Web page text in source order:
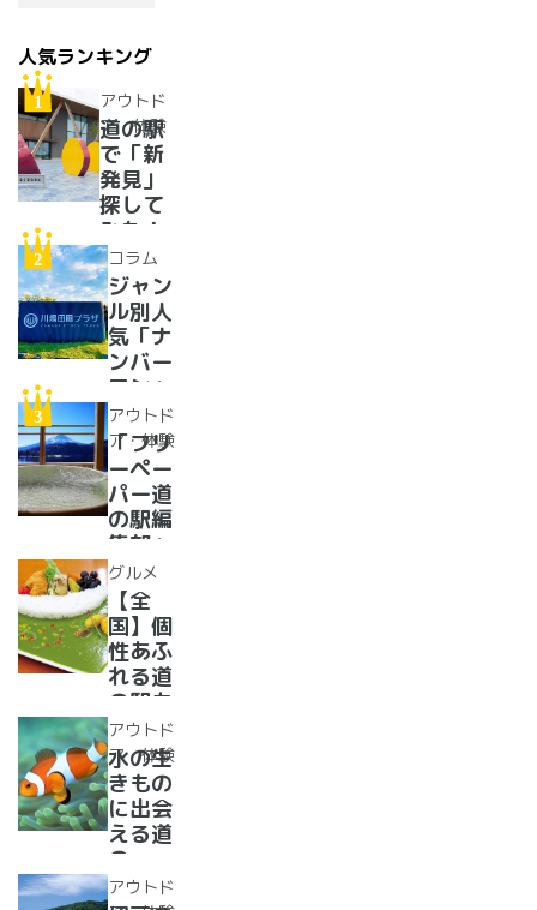
人気ランキング
アウトド
ア・体験
道の駅
で「新
発見」
探して
みた！
イベン
トに巨
大グル
メ、ご
当地ス
イーツ
まで
【2024
年最新
情報】
コラム
ジャン
ル別人
気「ナ
ンバー
ワン」
道の駅
紹介。
フリー
ペーパ
ー道の
駅読者
が選ん
だ道の
駅ラン
キング
【最
新】
アウトド
ア・体験
「フリ
ーペー
パー道
の駅編
集部」
イチオ
シ！お
風呂の
ある道
の駅
16
選！あ
った
か、湯
ったり
道の駅
グルメ
【全
国】個
性あふ
れる道
の駅カ
レー大
集合！
道の駅
で食べ
られる
人気ダ
ムカレ
ー28
アウトド
ア・体験
水の生
きもの
に出会
える道
の
駅??〜
アウトド